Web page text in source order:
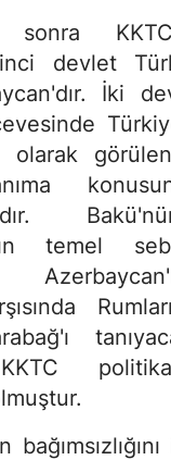
sonra
devlet
İki
temel